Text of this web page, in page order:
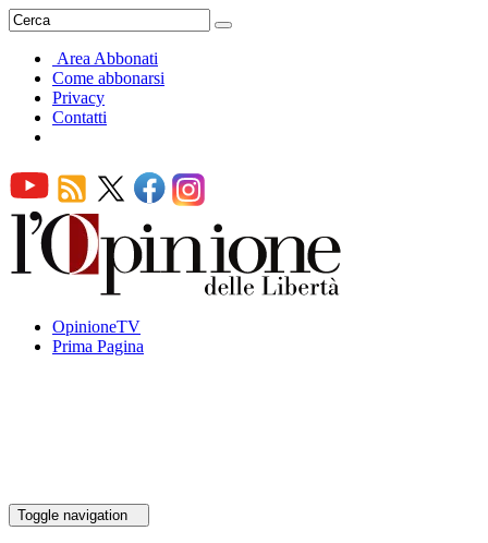
Area Abbonati
Come abbonarsi
Privacy
Contatti
OpinioneTV
Prima Pagina
Toggle navigation